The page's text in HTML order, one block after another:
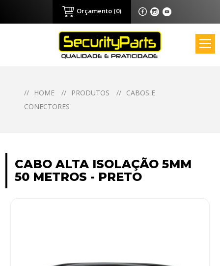
Orçamento (0)
// HOME // PRODUTOS // CABOS E
CONECTORES
CABO ALTA ISOLAÇÃO 5MM
50 METROS - PRETO